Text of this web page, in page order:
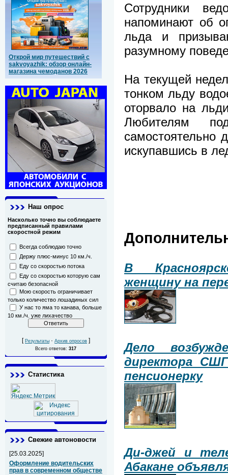
Открой мир путешествий с
sakvoyazhik: обзор онлайн-
магазина чемоданов 2026
Наш опрос
Насколько точно вы соблюдаете
предписанный правилами
скоростной режим
Всегда соблюдаю точно
Держу плюс-минус 10 км./ч.
Еду со скоростью потока
Еду со скоростью которую сам
считаю безопасной
Мою скорость ограничивает
только количество лошадиных сил
У нас то яма то канава, больше
10 км./ч. уже лихачество
[ Результаты · Архив опросов ]
Всего ответов:317
Статистика
Свежие автоновости
[25.03.2025]
Оформление водительских
прав в современном обществе
Сотрудники
напоминают об
льда и
разумному
На текущей
тонком льду
оторвало на
Любителям
самостоятельно
искупавшись в
В
женщину на
Дело
директора
пенсионерку
Ди-джей и
Абакане